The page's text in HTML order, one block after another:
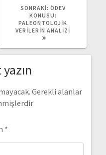
SONRAKI: SONRAKI
YAZI:
ÖDEV
KONUSU:
PALEONTOLOJIK
VERILERIN ANALIZI
Gerekli alanlar
*